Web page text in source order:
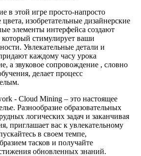
в этой игре просто-напросто
изобретательные дизайнерские
элементы интерфейса создают
стимулирует ваши
Увлекательные детали и
каждому часу урока
а звуковое сопровождение , словно
делает процесс
- Cloud Mining – это настоящее
Разнообразие образовательных
логических задач и заканчивая
приглашает вас к увлекательному
в своем темпе,
тасков и получайте
обновленных знаний.